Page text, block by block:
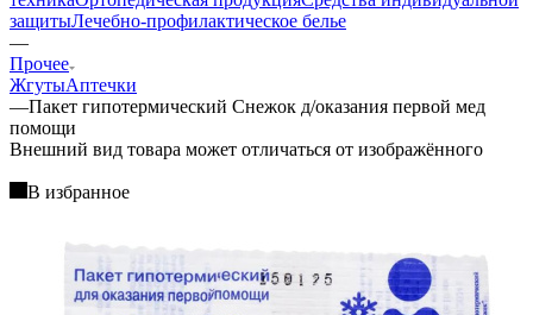
защитыЛечебно-профилактическое белье
—
Прочее
ЖгутыАптечки
—Пакет гипотермический Снежок д/оказания первой мед
помощи
Bнешний вид товара может отличаться от изображённого
В избранное